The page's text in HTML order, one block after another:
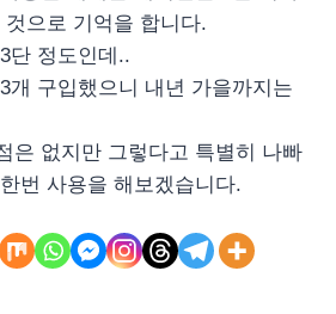
으로 기억을 합니다.
단 정도인데..
개 구입했으니 내년 가을까지는
은 없지만 그렇다고 특별히 나빠
번 사용을 해보겠습니다.